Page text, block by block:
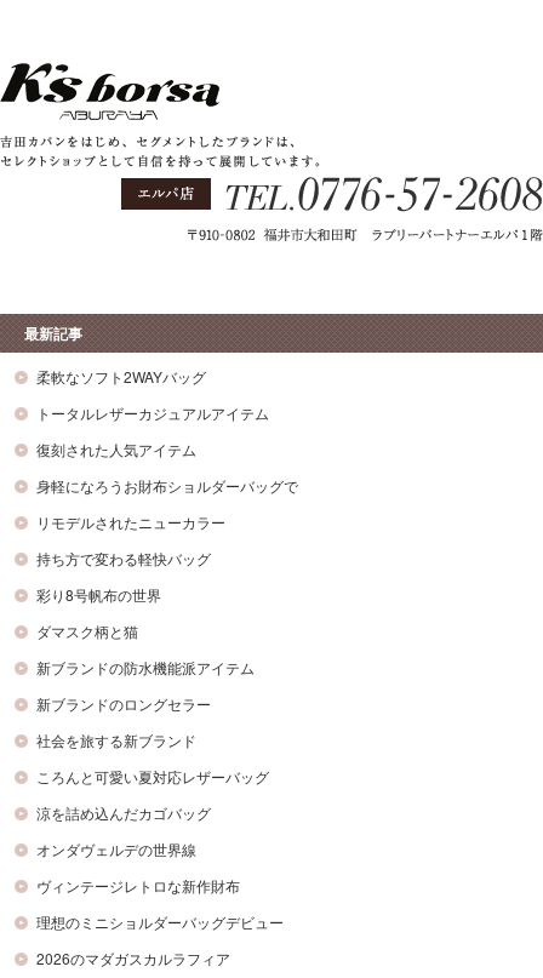
最新記事
柔軟なソフト2WAYバッグ
トータルレザーカジュアルアイテム
復刻された人気アイテム
身軽になろうお財布ショルダーバッグで
リモデルされたニューカラー
持ち方で変わる軽快バッグ
彩り8号帆布の世界
ダマスク柄と猫
新ブランドの防水機能派アイテム
新ブランドのロングセラー
社会を旅する新ブランド
ころんと可愛い夏対応レザーバッグ
涼を詰め込んだカゴバッグ
オンダヴェルデの世界線
ヴィンテージレトロな新作財布
理想のミニショルダーバッグデビュー
2026のマダガスカルラフィア